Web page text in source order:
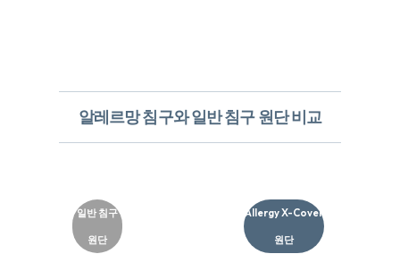
알레르망 침구와 일반 침구 원단 비교
일반 침구
원단
Allergy X-Cover
원단​